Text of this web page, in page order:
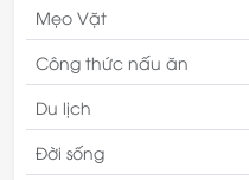
Mẹo Vặt
Công thức nấu ăn
Du lịch
Đời sống